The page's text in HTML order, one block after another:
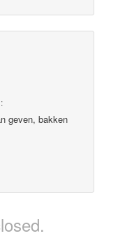
geven, bakken